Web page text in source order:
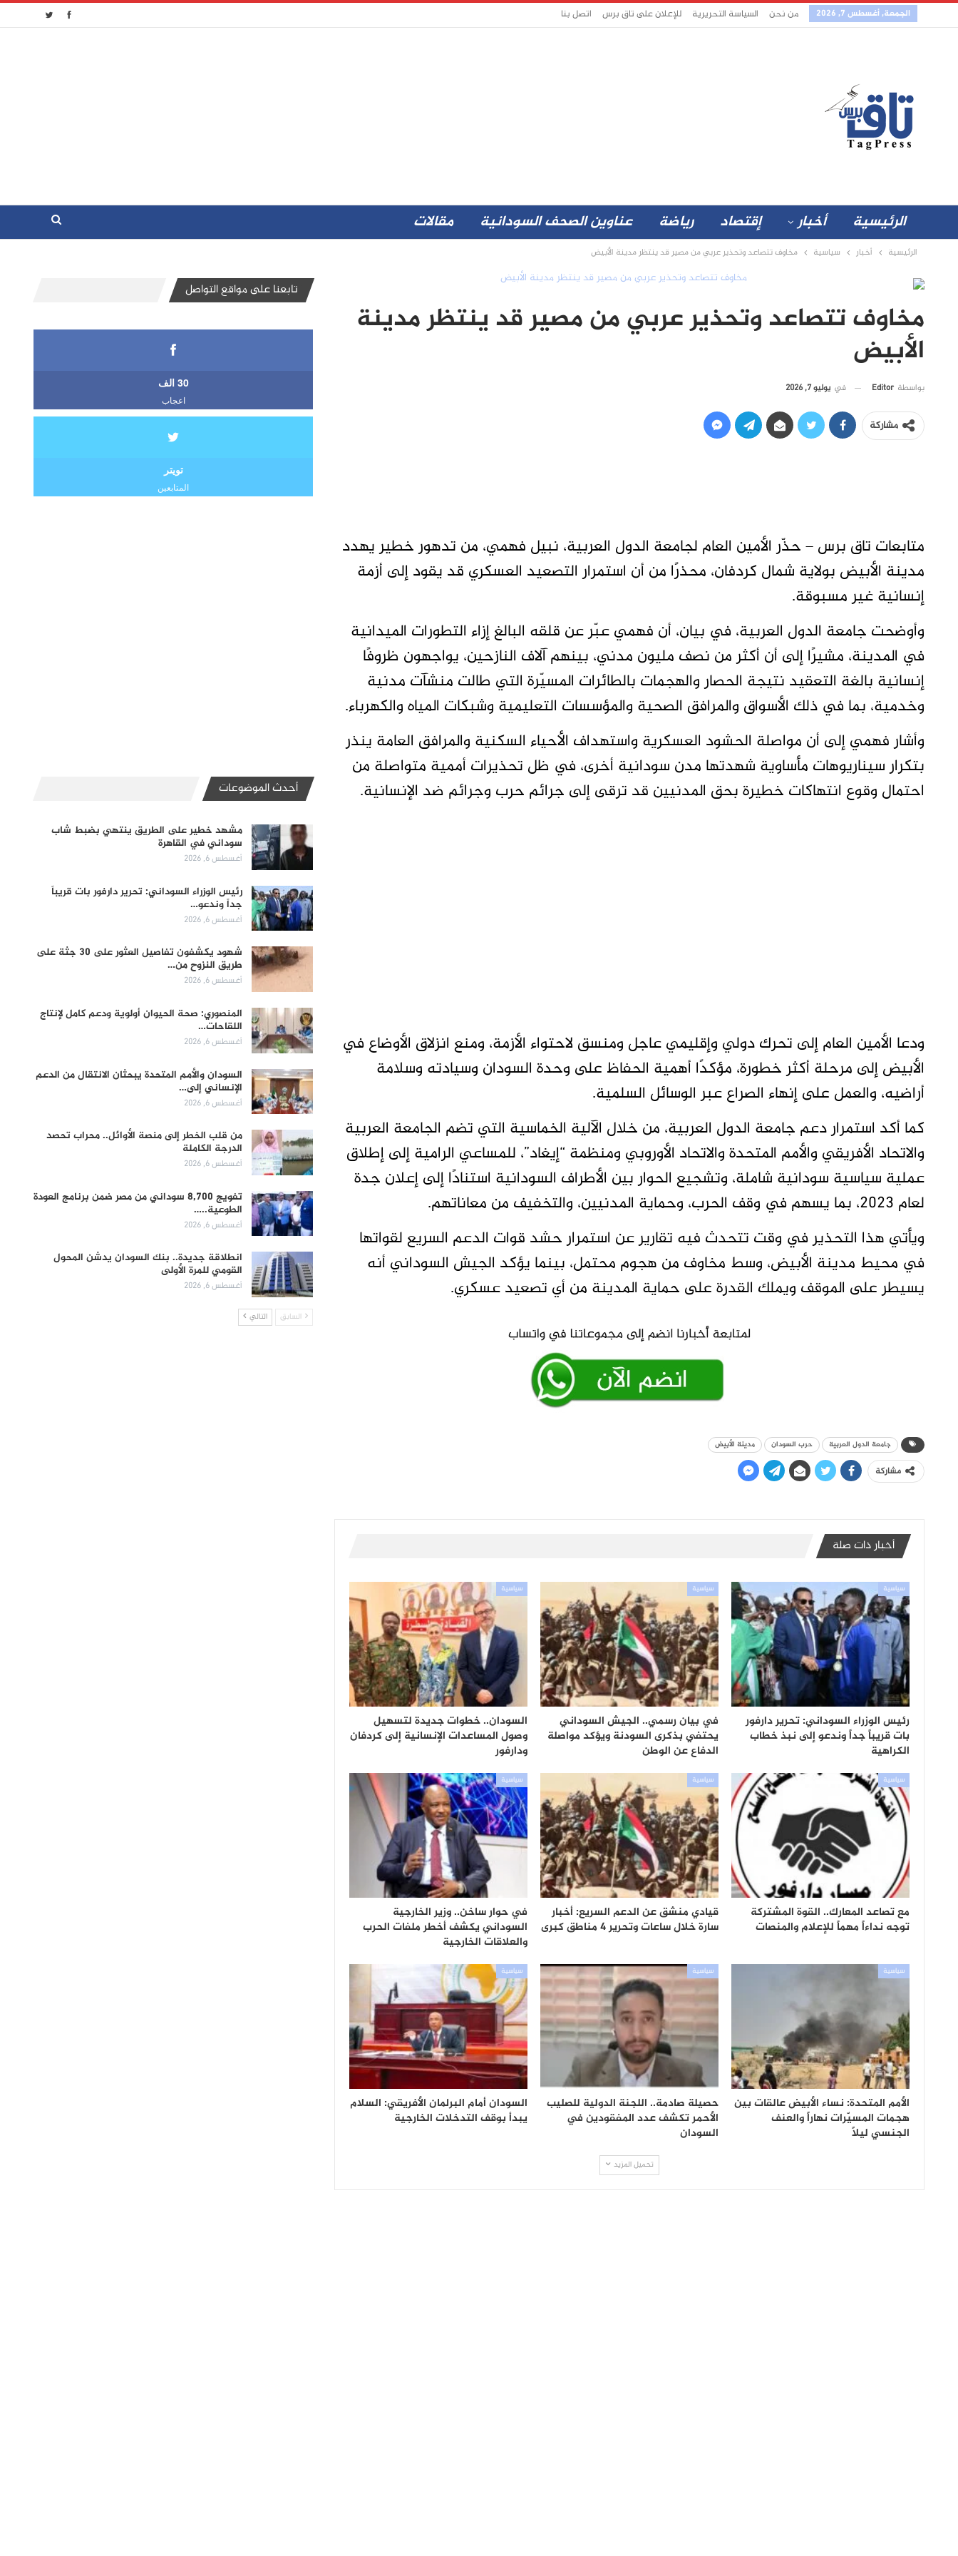
الجمعة, أغسطس 7, 2026 من نحن السياسة التحريرية للإعلان على تاق برس اتصل بنا
الرئيسية أخبار إقتصاد رياضة عناوين الصحف السودانية مقالات
الرئيسية أخبار سياسية مخاوف تتصاعد وتحذير عربي من مصير قد ينتظر مدينة الأبيض
مخاوف تتصاعد وتحذير عربي من مصير قد ينتظر مدينة
الأبيض
بواسطة Editor في يوليو 7, 2026
مشاركة
متابعات تاق برس – حذّر الأمين العام لجامعة الدول العربية، نبيل فهمي، من تدهور خطير يهدد
مدينة الأبيض بولاية شمال كردفان، محذرًا من أن استمرار التصعيد العسكري قد يقود إلى أزمة
إنسانية غير مسبوقة.
وأوضحت جامعة الدول العربية، في بيان، أن فهمي عبّر عن قلقه البالغ إزاء التطورات الميدانية
في المدينة، مشيرًا إلى أن أكثر من نصف مليون مدني، بينهم آلاف النازحين، يواجهون ظروفًا
إنسانية بالغة التعقيد نتيجة الحصار والهجمات بالطائرات المسيّرة التي طالت منشآت مدنية
وخدمية، بما في ذلك الأسواق والمرافق الصحية والمؤسسات التعليمية وشبكات المياه والكهرباء.
وأشار فهمي إلى أن مواصلة الحشود العسكرية واستهداف الأحياء السكنية والمرافق العامة ينذر
بتكرار سيناريوهات مأساوية شهدتها مدن سودانية أخرى، في ظل تحذيرات أممية متواصلة من
احتمال وقوع انتهاكات خطيرة بحق المدنيين قد ترقى إلى جرائم حرب وجرائم ضد الإنسانية.
ودعا الأمين العام إلى تحرك دولي وإقليمي عاجل ومنسق لاحتواء الأزمة، ومنع انزلاق الأوضاع في
الأبيض إلى مرحلة أكثر خطورة، مؤكدًا أهمية الحفاظ على وحدة السودان وسيادته وسلامة
أراضيه، والعمل على إنهاء الصراع عبر الوسائل السلمية.
كما أكد استمرار دعم جامعة الدول العربية، من خلال الآلية الخماسية التي تضم الجامعة العربية
والاتحاد الأفريقي والأمم المتحدة والاتحاد الأوروبي ومنظمة “إيغاد”، للمساعي الرامية إلى إطلاق
عملية سياسية سودانية شاملة، وتشجيع الحوار بين الأطراف السودانية استنادًا إلى إعلان جدة
لعام 2023، بما يسهم في وقف الحرب، وحماية المدنيين، والتخفيف من معاناتهم.
ويأتي هذا التحذير في وقت تتحدث فيه تقارير عن استمرار حشد قوات الدعم السريع لقواتها
في محيط مدينة الأبيض، وسط مخاوف من هجوم محتمل، بينما يؤكد الجيش السوداني أنه
يسيطر على الموقف ويملك القدرة على حماية المدينة من أي تصعيد عسكري.
جامعة الدول العربية حرب السودان مدينة الأبيض
مشاركة
أخبار ذات صلة
سياسية
رئيس الوزراء السوداني: تحرير دارفور
بات قريباً جداً وندعو إلى نبذ خطاب
الكراهية
سياسية
في بيان رسمي.. الجيش السوداني
يحتفي بذكرى السودنة ويؤكد مواصلة
الدفاع عن الوطن
سياسية
السودان.. خطوات جديدة لتسهيل
وصول المساعدات الإنسانية إلى كردفان
ودارفور
سياسية
مع تصاعد المعارك.. القوة المشتركة
توجه نداءاً مهماً للإعلام والمنصات
سياسية
قيادي منشق عن الدعم السريع: أخبار
سارة خلال ساعات وتحرير 4 مناطق كبرى
سياسية
في حوار ساخن.. وزير الخارجية
السوداني يكشف أخطر ملفات الحرب
والعلاقات الخارجية
سياسية
الأمم المتحدة: نساء الأبيض عالقات بين
هجمات المسيّرات نهاراً والعنف
الجنسي ليلاً
سياسية
حصيلة صادمة.. اللجنة الدولية للصليب
الأحمر تكشف عدد المفقودين في
السودان
سياسية
السودان أمام البرلمان الأفريقي: السلام
يبدأ بوقف التدخلات الخارجية
تحميل المزيد
تابعنا على مواقع التواصل
30 الف
اعجاب
تويتر
المتابعين
أحدث الموضوعات
مشهد خطير على الطريق ينتهي بضبط شاب
سوداني في القاهرة
أغسطس 6, 2026
رئيس الوزراء السوداني: تحرير دارفور بات قريباً
جداً وندعو…
أغسطس 6, 2026
شهود يكشفون تفاصيل العثور على 30 جثة على
طريق النزوح من…
أغسطس 6, 2026
المنصوري: صحة الحيوان أولوية ودعم كامل لإنتاج
اللقاحات…
أغسطس 6, 2026
السودان والأمم المتحدة يبحثان الانتقال من الدعم
الإنساني إلى…
أغسطس 6, 2026
من قلب الخطر إلى منصة الأوائل.. محراب تحصد
الدرجة الكاملة
أغسطس 6, 2026
تفويج 8,700 سوداني من مصر ضمن برنامج العودة
الطوعية..…
أغسطس 6, 2026
انطلاقة جديدة.. بنك السودان يدشن المحول
القومي للمرة الأولى
أغسطس 6, 2026
السابق التالي